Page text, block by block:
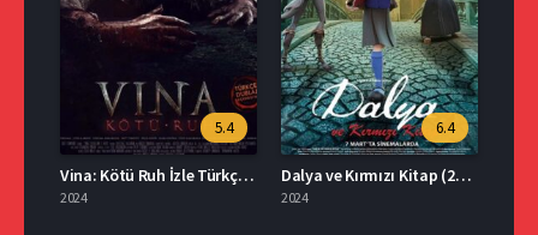
5.4
Vina: Kötü Ruh İzle Türkçe Dublaj
2024
6.4
Dalya ve Kırmızı Kitap (2025) Film İzle
2024